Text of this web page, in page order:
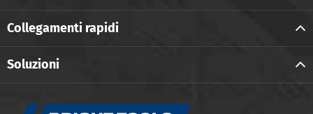
Collegamenti rapidi
Soluzioni